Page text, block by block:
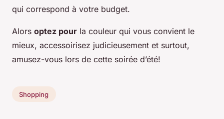
qui correspond à votre budget.
Alors optez pour la couleur qui vous convient le
mieux, accessoirisez judicieusement et surtout,
amusez-vous lors de cette soirée d’été!
Shopping